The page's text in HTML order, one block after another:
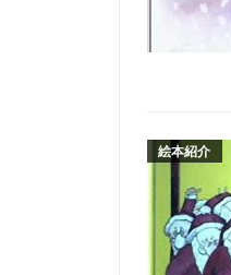
絵本紹介